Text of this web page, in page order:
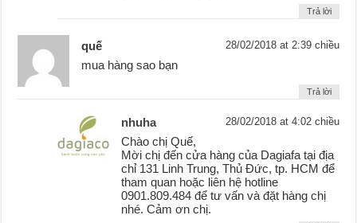
Trả lời
quế 28/02/2018 at 2:39 chiều
mua hàng sao bạn
Trả lời
nhuha 28/02/2018 at 4:02 chiều
Chào chị Quế,
Mời chị đến cửa hàng của Dagiafa tại địa
chỉ 131 Linh Trung, Thủ Đức, tp. HCM để
tham quan hoặc liên hệ hotline
0901.809.484 để tư vấn và đặt hàng chị
nhé. Cảm ơn chị.